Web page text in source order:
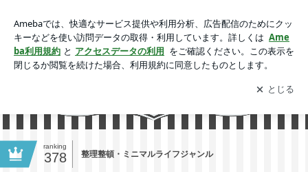
に！暮楽し方kurashikata.
アプリをダウンロードして ブログの更新通知
を受け取りまし
ょう。
開く
ranking
378 整理整頓・ミニマルライフジャンル